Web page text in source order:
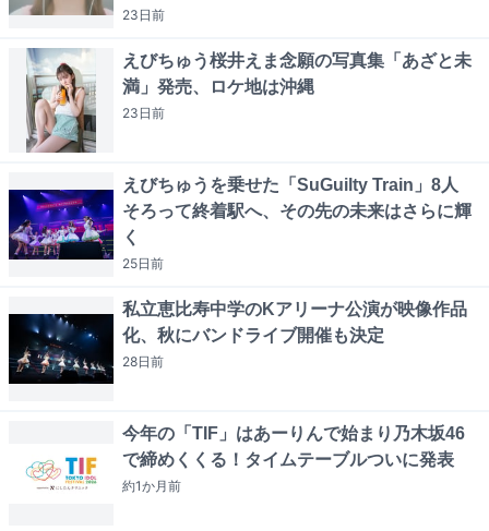
23日前
えびちゅう桜井えま念願の写真集「あざと未
満」発売、ロケ地は沖縄
23日前
えびちゅうを乗せた「SuGuilty Train」8人
そろって終着駅へ、その先の未来はさらに輝
く
25日前
私立恵比寿中学のKアリーナ公演が映像作品
化、秋にバンドライブ開催も決定
28日前
今年の「TIF」はあーりんで始まり乃木坂46
で締めくくる！タイムテーブルついに発表
約1か月前